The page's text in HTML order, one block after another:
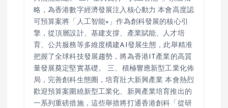
略，為香港數字經濟發展注入核心動力 本會高度認
可預算案將「人工智能+」作為創科發展的核心引
擎，從頂層設計、基建支撐、產業賦能、人才培
育、公共服務等多維度構建AI發展生態，此舉精准
把握了全球科技發展趨勢，將為香港IT產業的高質
量發展奠定堅實基礎。 三、積極響應新型工業化佈
局，完善創科生態圈，培育壯大新興產業 本會熱烈
歡迎預算案圍繞新型工業化、新興產業培育推出的
一系列重磅措施，這些舉措將打通香港創科「從研